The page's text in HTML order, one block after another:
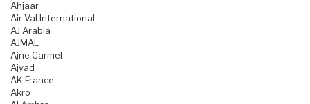
Ahjaar
Air-Val International
AJ Arabia
AJMAL
Ajne Carmel
Ajyad
AK France
Akro